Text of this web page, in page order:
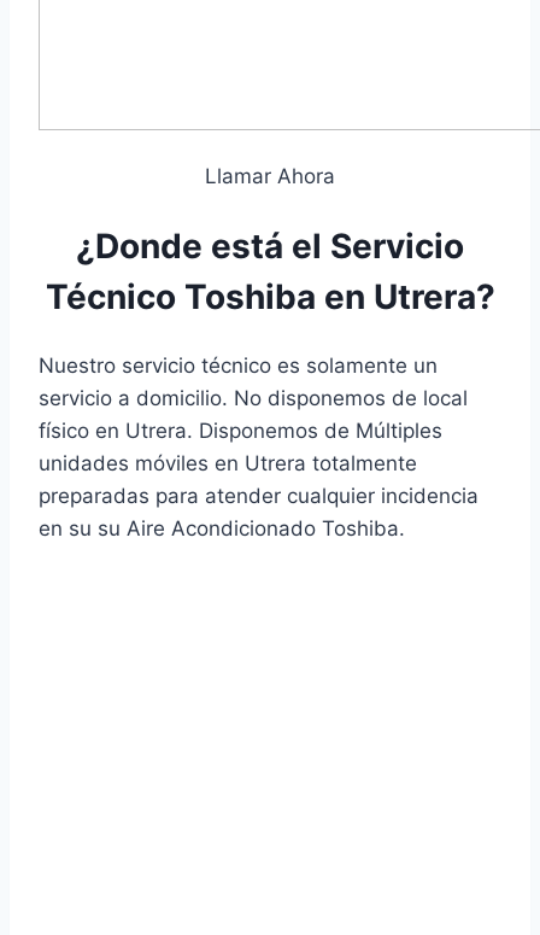
Llamar Ahora
¿Donde está el Servicio
Técnico Toshiba en Utrera?
Nuestro servicio técnico es solamente un
servicio a domicilio. No disponemos de local
físico en Utrera. Disponemos de Múltiples
unidades móviles en Utrera totalmente
preparadas para atender cualquier incidencia
en su su Aire Acondicionado Toshiba.